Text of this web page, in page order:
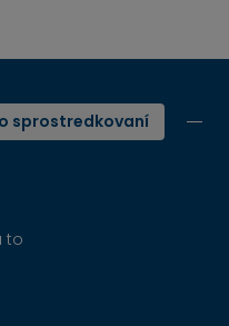
sprostredkovaní
to